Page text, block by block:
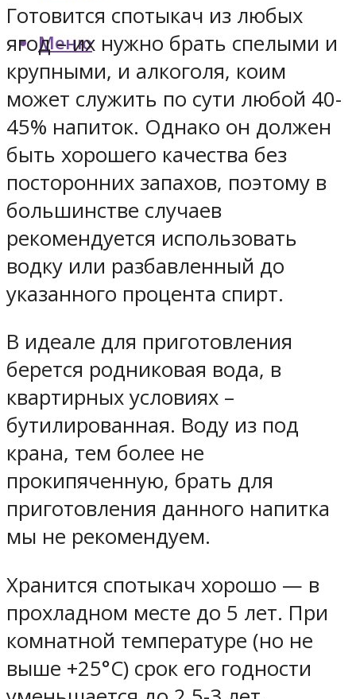
Меню
Готовится спотыкач из любых
ягод – их нужно брать спелыми и
крупными, и алкоголя, коим
может служить по сути любой 40-
45% напиток. Однако он должен
быть хорошего качества без
посторонних запахов, поэтому в
большинстве случаев
рекомендуется использовать
водку или разбавленный до
указанного процента спирт.
В идеале для приготовления
берется родниковая вода, в
квартирных условиях –
бутилированная. Воду из под
крана, тем более не
прокипяченную, брать для
приготовления данного напитка
мы не рекомендуем.
Хранится спотыкач хорошо — в
прохладном месте до 5 лет. При
комнатной температуре (но не
выше +25°С) срок его годности